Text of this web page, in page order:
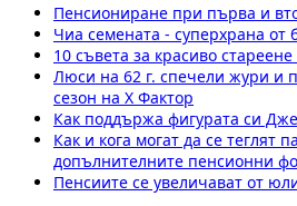
Пенсиониране при първа и
Чиа семената - суперхрана от
10 съвета за красиво
Люси на 62 г. спечели жури и
сезон на X Фактор
Как поддържа фигурата си
Как и кога могат да се теглят
допълнителните пенсионни
Пенсиите се увеличават от